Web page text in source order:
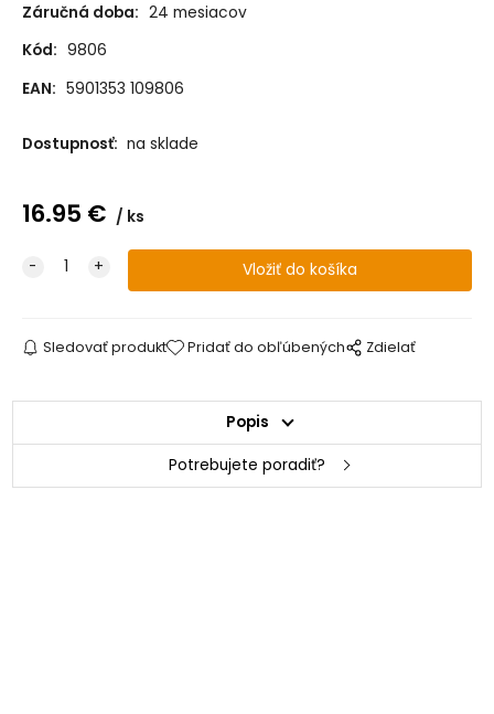
Záručná doba: 24 mesiacov
Kód: 9806
EAN: 5901353 109806
Dostupnosť: na sklade
16.95 € ks
Sledovať produkt Pridať do obľúbených Zdielať
Popis
Potrebujete poradiť?